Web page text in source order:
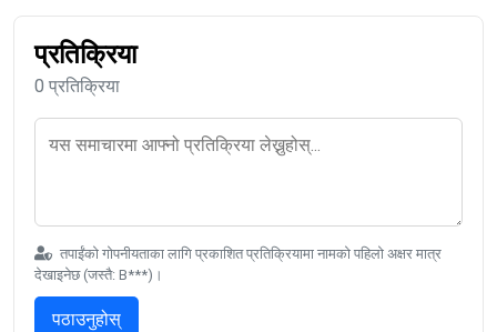
प्रतिक्रिया
0 प्रतिक्रिया
तपाईंको गोपनीयताका लागि प्रकाशित प्रतिक्रियामा नामको पहिलो अक्षर मात्र
देखाइनेछ (जस्तै: B***)।
पठाउनुहोस्